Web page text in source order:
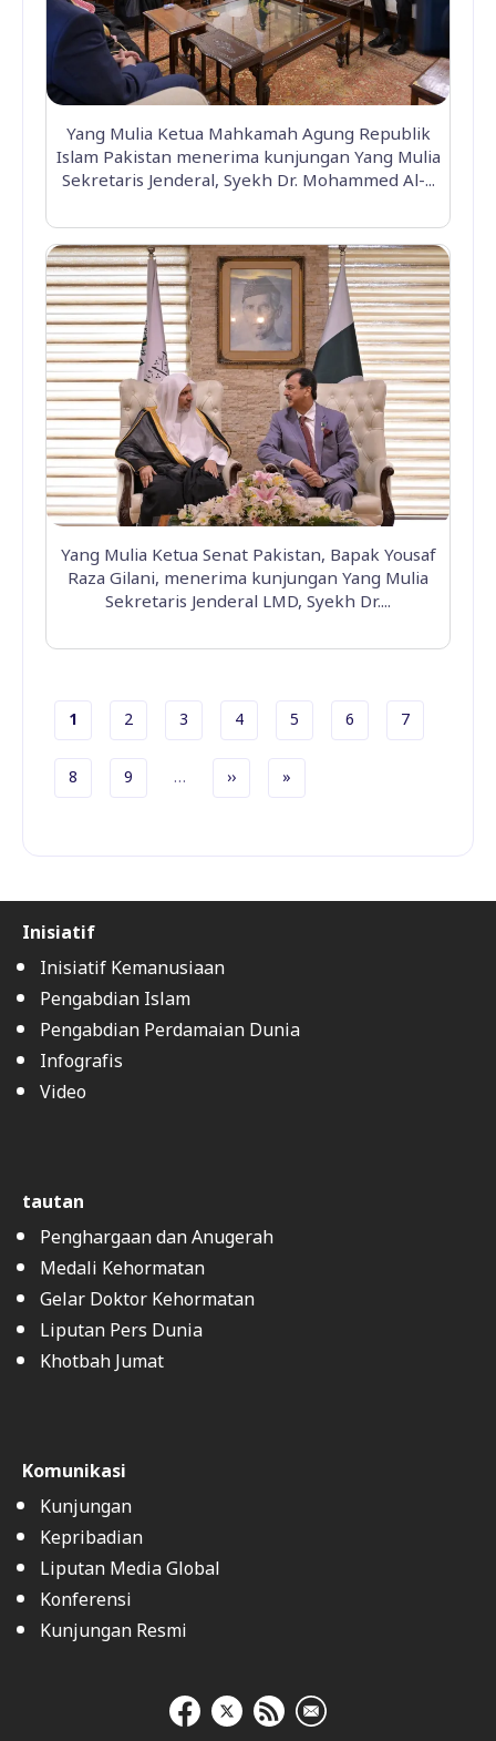
Yang Mulia Ketua Mahkamah Agung Republik
Islam Pakistan menerima kunjungan Yang Mulia
Sekretaris Jenderal, Syekh Dr. Mohammed Al-...
Yang Mulia Ketua Senat Pakistan, Bapak Yousaf
Raza Gilani, menerima kunjungan Yang Mulia
Sekretaris Jenderal LMD, Syekh Dr....
Pagination
Halaman sekarang
1 Halaman
2 Halaman
3 Halaman
4 Halaman
5 Halaman
6 Halaman
7
Halaman
8 Halaman
9 … Halaman berikutnya
›› Halaman terakhir
»
Inisiatif
Inisiatif Kemanusiaan
Pengabdian Islam
Pengabdian Perdamaian Dunia
Infografis
Video
tautan
Penghargaan dan Anugerah
Medali Kehormatan
Gelar Doktor Kehormatan
Liputan Pers Dunia
Khotbah Jumat
Komunikasi
Kunjungan
Kepribadian
Liputan Media Global
Konferensi
Kunjungan Resmi